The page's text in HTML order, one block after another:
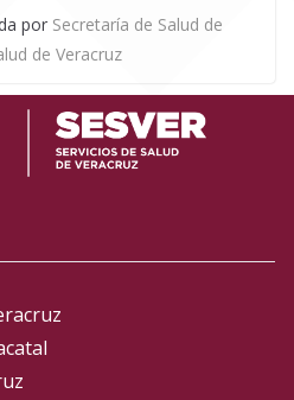
por Secretaría de Salud de
de Veracruz